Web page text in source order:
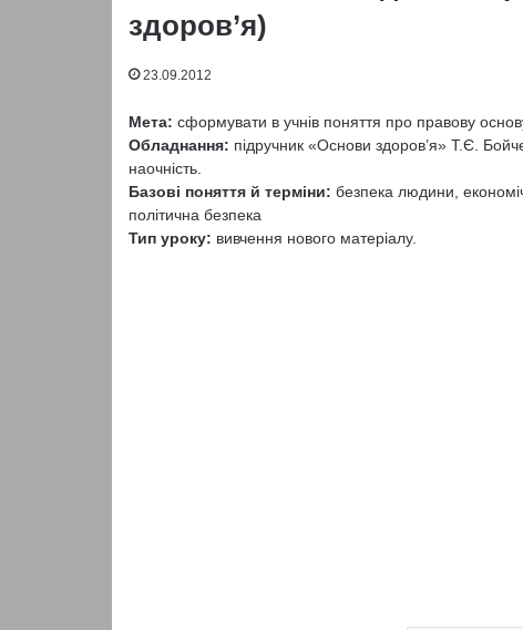
здоров’я)
23.09.2012
Мета: сформувати в учнів поняття про правову
Обладнання: підручник «Основи здоров’я» Т.Є.
наочність.
Базові поняття й терміни: безпека людини,
політична безпека
Тип уроку: вивчення нового матеріалу.